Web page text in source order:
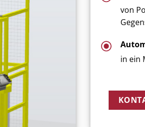
von
in ein